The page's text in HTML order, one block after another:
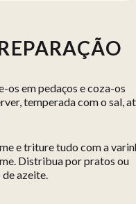
os em pedaços e coza-os
temperada com o sal,
e triture tudo com a
Distribua por pratos ou
azeite.